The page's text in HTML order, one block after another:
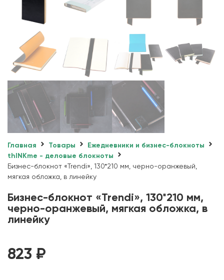
Главная Товары
Ежедневники и бизнес-блокноты
thINKme - деловые блокноты
Бизнес-блокнот «Trendi», 130*210 мм, черно-оранжевый,
мягкая обложка, в линейку
Бизнес-блокнот «Trendi», 130*210 мм,
черно-оранжевый, мягкая обложка, в
линейку
823 ₽